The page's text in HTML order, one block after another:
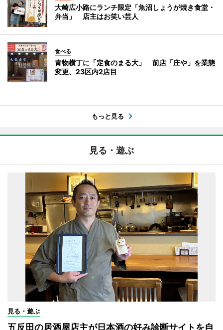
大崎広小路にランチ限定「魚沼しょうが焼き食堂・
弁当」 店主はお笑い芸人
食べる
青物横丁に「定食のまる大」 前店「庄や」を業態
変更、23区内2店目
もっと見る
見る・遊ぶ
見る・遊ぶ
五反田の居酒屋店主が日本酒の好み診断サイトを自